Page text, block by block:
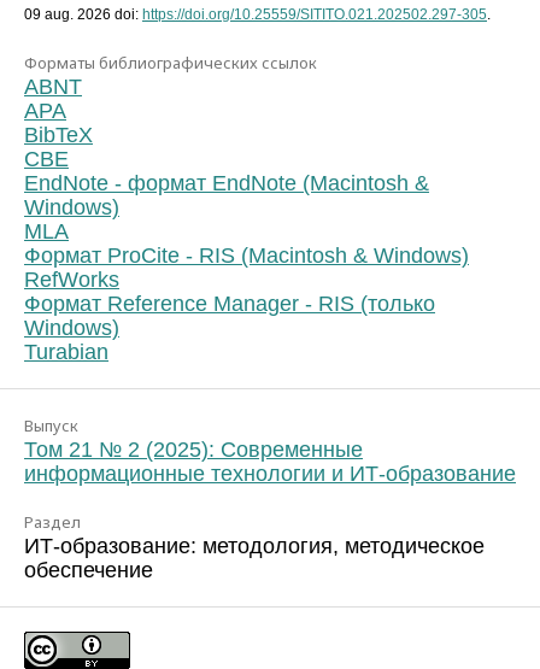
09 aug. 2026 doi: https://doi.org/10.25559/SITITO.021.202502.297-305
Форматы библиографических ссылок
ABNT
APA
BibTeX
CBE
EndNote - формат EndNote (Macintosh &
Windows)
MLA
Формат ProCite - RIS (Macintosh & Windows)
RefWorks
Формат Reference Manager - RIS (только
Windows)
Turabian
Выпуск
Том 21 № 2 (2025): Современные
информационные технологии и ИТ-образование
Раздел
ИТ-образование: методология, методическое
обеспечение